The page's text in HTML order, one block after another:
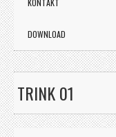
KONTAKT
DOWNLOAD
TRINK 01